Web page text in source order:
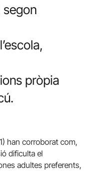
segon
pròpia
han corroborat com,
dificulta el
adultes preferents,